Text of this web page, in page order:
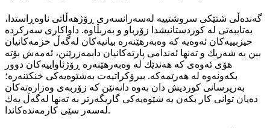
گەندەڵی شتێکی سروشتییە لەسەرانسەری ڕۆژهەڵاتی ناوەڕاستدا،
بەتایبەتی لە کوردستانیشدا زۆرباو و بەربڵاوە. داواکاری سەرکردە
‌‌حیزبییەکان ئەوەیە کە وەبەرهێنەرە بیانیەکان لەگەڵ خزمەکانیان
ببن بە شەریك و تەنها ئەندامی پارتەکانیان دابمەزرێنن، ئەمەش بۆتە
هۆی ئەوەی کە هەندێك لە وەبەر‌هێنەرە ڕۆژئاواییەکان دوور
بکەونەوە لە هەرێمەکە. بیرۆکراتیەت بەشێوەیەکی خنکێنەرە؛
بەرپرسانی کوردیش دان بەوە دانەنێن کە زۆربەی وەزارەتەکان
دەیان توانی کار بکەن بە شێوەیەکی گاریگەرتر بە تەنها لەگەڵ یەك
لەسەر سێی کارمەندەکاندا.